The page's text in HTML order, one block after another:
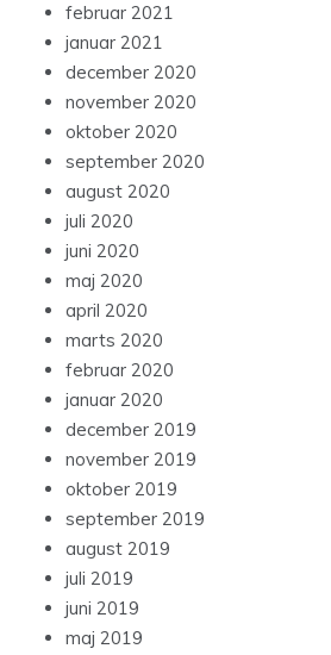
februar 2021
januar 2021
december 2020
november 2020
oktober 2020
september 2020
august 2020
juli 2020
juni 2020
maj 2020
april 2020
marts 2020
februar 2020
januar 2020
december 2019
november 2019
oktober 2019
september 2019
august 2019
juli 2019
juni 2019
maj 2019